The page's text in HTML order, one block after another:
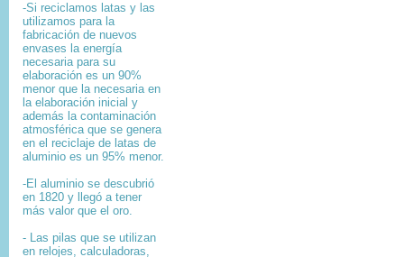
-Si reciclamos latas y las
utilizamos para la
fabricación de nuevos
envases la energía
necesaria para su
elaboración es un 90%
menor que la necesaria en
la elaboración inicial y
además la contaminación
atmosférica que se genera
en el reciclaje de latas de
aluminio es un 95% menor.
-El aluminio se descubrió
en 1820 y llegó a tener
más valor que el oro.
- Las pilas que se utilizan
en relojes, calculadoras,